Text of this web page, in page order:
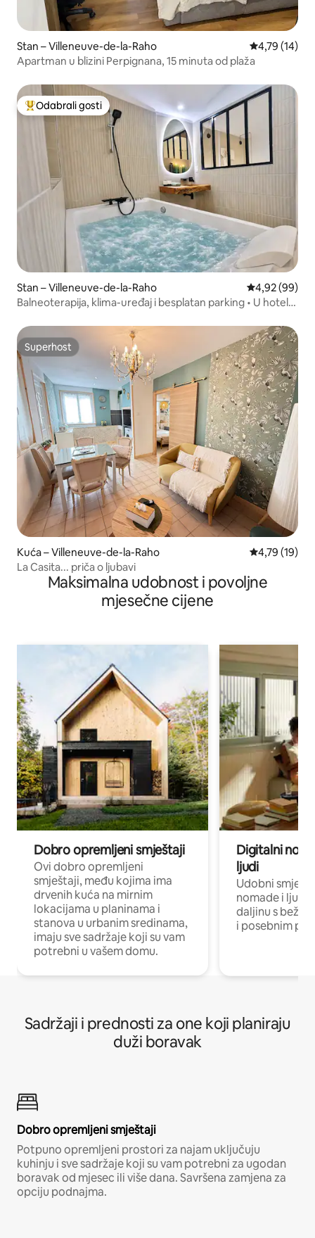
Stan – Villeneuve-de-la-Raho Prosječna
4,79 (14)
Apartman u blizini Perpignana, 15 minuta od plaža
Među najviše rangiranima s oznakom „Odabrali gosti”
Odabrali gosti
Stan – Villeneuve-de-la-Raho Prosječna
4,92 (99)
Balneoterapija, klima-uređaj i besplatan parking • U hotelu
Superhost
Superhost
Kuća – Villeneuve-de-la-Raho Prosječna
4,79 (19)
La Casita... priča o ljubavi
Maksimalna udobnost i povoljne
mjesečne cijene
Dobro opremljeni smještaji
Ovi dobro opremljeni
smještaji, među kojima ima
drvenih kuća na mirnim
lokacijama u planinama i
stanova u urbanim sredinama,
imaju sve sadržaje koji su vam
potrebni u vašem domu.
Digitalni
ljudi
Udobni
nomade i ljude
daljinu s
i posebnim
Sadržaji i prednosti za one koji planiraju
duži boravak
Dobro opremljeni smještaji
Potpuno opremljeni prostori za najam uključuju
kuhinju i sve sadržaje koji su vam potrebni za ugodan
boravak od mjesec ili više dana. Savršena zamjena za
opciju podnajma.